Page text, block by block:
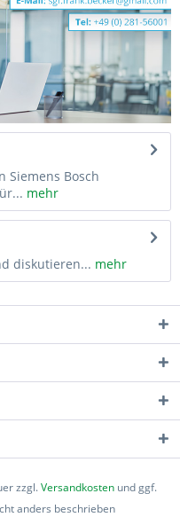
Siemens Bosch
mehr
diskutieren... mehr
zzgl.Versandkosten und ggf.
anders beschrieben